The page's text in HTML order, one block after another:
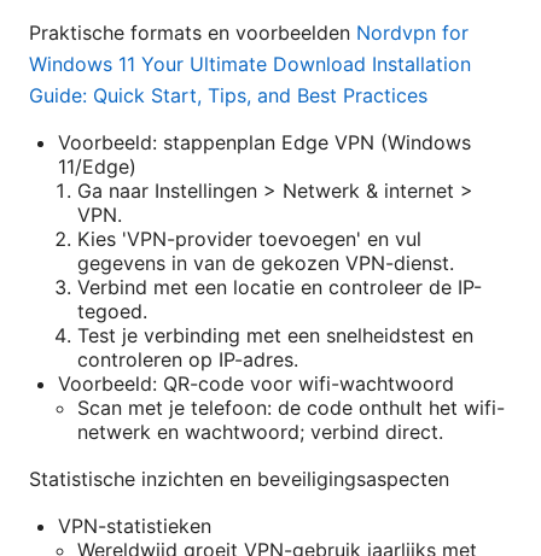
Praktische formats en voorbeelden Nordvpn for
Windows 11 Your Ultimate Download Installation
Guide: Quick Start, Tips, and Best Practices
Voorbeeld: stappenplan Edge VPN (Windows
11/Edge)
Ga naar Instellingen > Netwerk & internet >
VPN.
Kies 'VPN-provider toevoegen' en vul
gegevens in van de gekozen VPN-dienst.
Verbind met een locatie en controleer de IP-
tegoed.
Test je verbinding met een snelheidstest en
controleren op IP-adres.
Voorbeeld: QR-code voor wifi-wachtwoord
Scan met je telefoon: de code onthult het wifi-
netwerk en wachtwoord; verbind direct.
Statistische inzichten en beveiligingsaspecten
VPN-statistieken
Wereldwijd groeit VPN-gebruik jaarlijks met